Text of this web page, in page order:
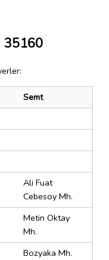
35160
Semt
Ali Fuat
Cebesoy Mh.
Metin Oktay
Mh.
Bozyaka Mh.